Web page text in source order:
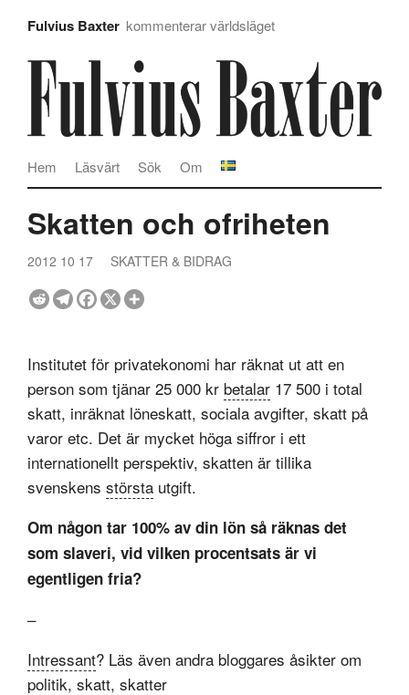
Fulvius Baxter kommenterar världsläget
Om
Sök
Läsvärt
Hem
Skatten och ofriheten
2012 10 17 SKATTER & BIDRAG
Institutet för privatekonomi har räknat ut att en
person som tjänar 25 000 kr betalar 17 500 i total
skatt, inräknat löneskatt, sociala avgifter, skatt på
varor etc. Det är mycket höga siffror i ett
internationellt perspektiv, skatten är tillika
svenskens största utgift.
Om någon tar 100% av din lön så räknas det
som slaveri, vid vilken procentsats är vi
egentligen fria?
–
Intressant? Läs även andra bloggares åsikter om
politik, skatt, skatter